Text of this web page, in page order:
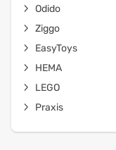
Odido
Ziggo
EasyToys
HEMA
LEGO
Praxis